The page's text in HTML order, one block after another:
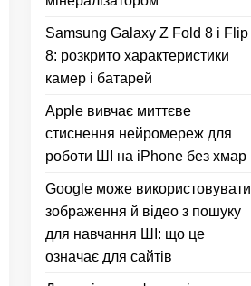
Samsung Galaxy Z Fold 8 і Flip
8: розкрито характеристики
камер і батарей
Apple вивчає миттєве
стиснення нейромереж для
роботи ШІ на iPhone без хмар
Google може використовувати
зображення й відео з пошуку
для навчання ШІ: що це
означає для сайтів